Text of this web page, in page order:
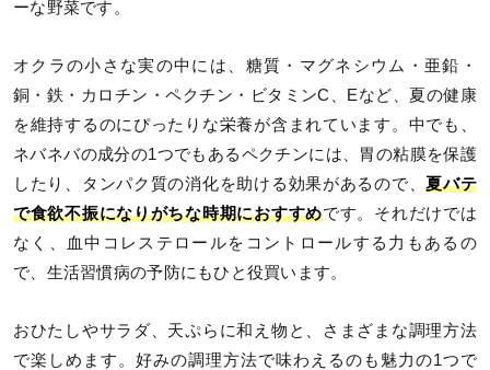
ーな野菜です。
オクラの小さな実の中には、糖質・マグネシウム・亜鉛・
銅・鉄・カロチン・ペクチン・ビタミンC、Eなど、夏の健康
を維持するのにぴったりな栄養が含まれています。中でも、
ネバネバの成分の1つでもあるペクチンには、胃の粘膜を保護
したり、タンパク質の消化を助ける効果があるので、夏バテ
で食欲不振になりがちな時期におすすめです。それだけでは
なく、血中コレステロールをコントロールする力もあるの
で、生活習慣病の予防にもひと役買います。
おひたしやサラダ、天ぷらに和え物と、さまざまな調理方法
で楽しめます。好みの調理方法で味わえるのも魅力の1つで